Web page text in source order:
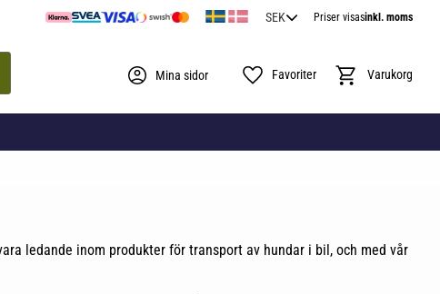
Priser visasinkl. moms
Mina sidor Favoriter Kundvagn
ledande inom produkter för transport av hundar i bil, och med vår